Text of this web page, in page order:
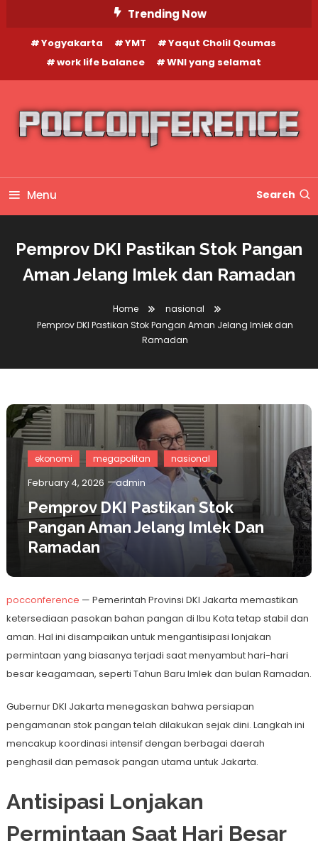
Content
Trending Now
Yogyakarta YMT
Yaqut Cholil Qoumas
work life balance
WNI yang selamat
Menu Search
Pemprov DKI Pastikan Stok Pangan
Aman Jelang Imlek dan Ramadan
Home
nasional
Pemprov DKI Pastikan Stok Pangan Aman Jelang Imlek dan
Ramadan
ekonomi megapolitan nasional
February 4, 2026 admin
Pemprov DKI Pastikan Stok
Pangan Aman Jelang Imlek Dan
Ramadan
pocconference — Pemerintah Provinsi DKI Jakarta memastikan
ketersediaan pasokan bahan pangan di Ibu Kota tetap stabil dan
aman. Hal ini disampaikan untuk mengantisipasi lonjakan
permintaan yang biasanya terjadi saat menyambut hari-hari
besar keagamaan, seperti Tahun Baru Imlek dan bulan Ramadan.
Gubernur DKI Jakarta menegaskan bahwa persiapan
pengamanan stok pangan telah dilakukan sejak dini. Langkah ini
mencakup koordinasi intensif dengan berbagai daerah
penghasil dan pemasok pangan utama untuk Jakarta.
Antisipasi Lonjakan
Permintaan Saat Hari Besar